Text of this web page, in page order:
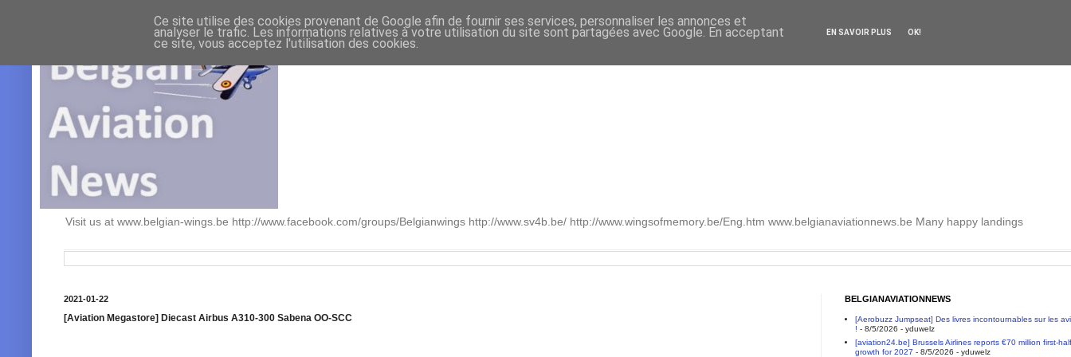
Visit us at www.belgian-wings.be http://www.facebook.com/groups/Belgianwings http://www.sv4b.be/ http://www.wingsofmemory.be/Eng.htm www.belgianaviationnews.be Many happy landings
2021-01-22
[Aviation Megastore] Diecast Airbus A310-300 Sabena OO-SCC
BELGIANAVIATIONNEWS
[Aerobuzz Jumpseat] Des livres incontournables sur les
! - 8/5/2026 - yduwelz
[aviation24.be] Brussels Airlines reports €70 million first-
growth for 2027 - 8/5/2026 - yduwelz
Ce site utilise des cookies provenant de Google afin de fournir ses services, personnaliser les annonces et
analyser le trafic. Les informations relatives à votre utilisation du site sont partagées avec Google. En acceptant
ce site, vous acceptez l'utilisation des cookies.
EN SAVOIR PLUS OK!